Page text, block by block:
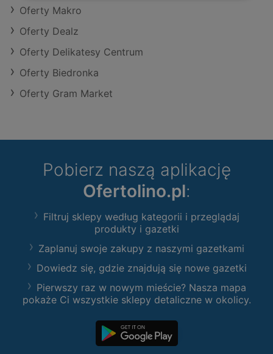
Oferty Makro
Oferty Dealz
Oferty Delikatesy Centrum
Oferty Biedronka
Oferty Gram Market
Pobierz naszą aplikację
Ofertolino.pl:
Filtruj sklepy według kategorii i przeglądaj
produkty i gazetki
Zaplanuj swoje zakupy z naszymi gazetkami
Dowiedz się, gdzie znajdują się nowe gazetki
Pierwszy raz w nowym mieście? Nasza mapa
pokaże Ci wszystkie sklepy detaliczne w okolicy.